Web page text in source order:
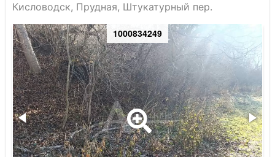
Кисловодск, Прудная, Штукатурный пер.
1000834249